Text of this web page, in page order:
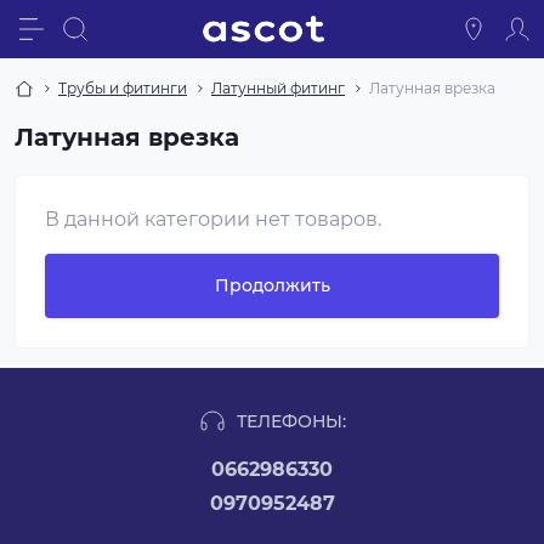
Трубы и фитинги Латунный фитинг Латунная врезка
Латунная врезка
В данной категории нет товаров.
Продолжить
ТЕЛЕФОНЫ:
0662986330
0970952487